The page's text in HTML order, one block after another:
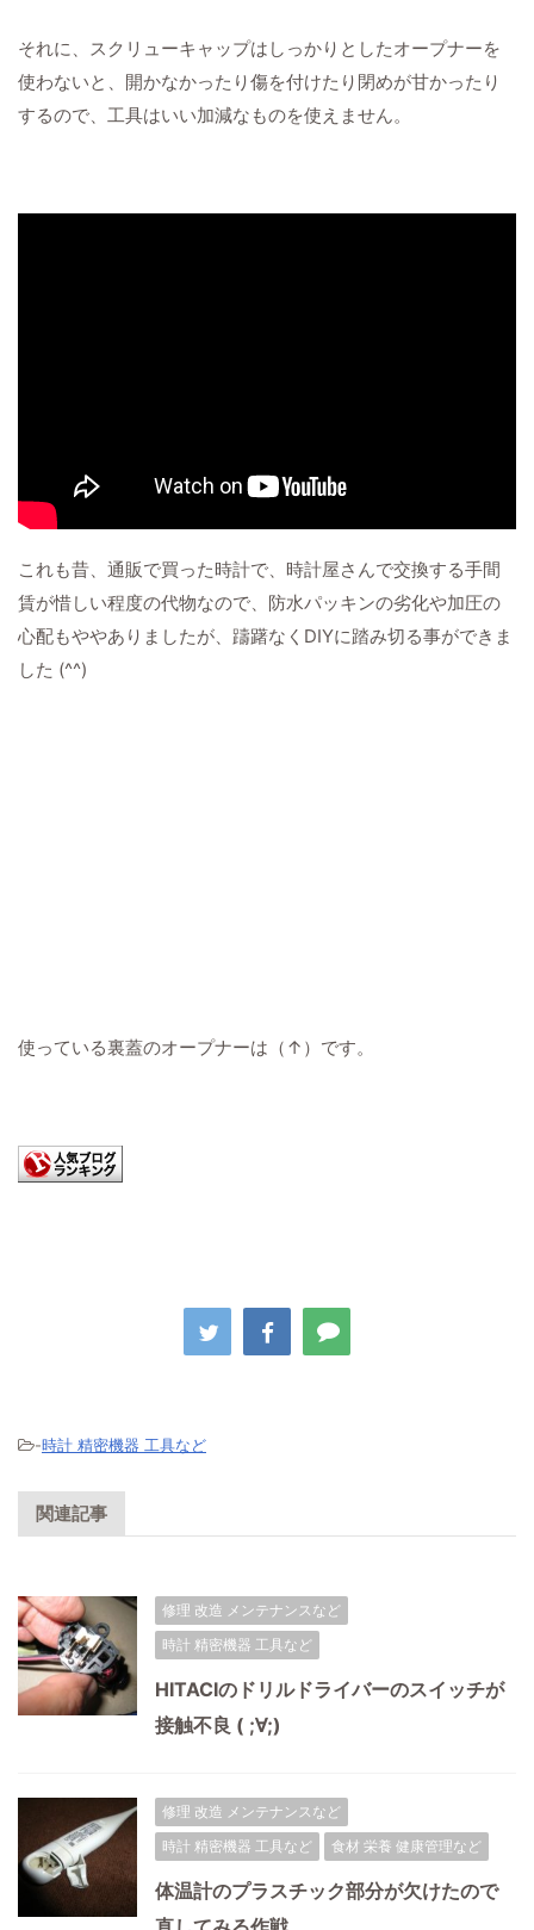
それに、スクリューキャップはしっかりとしたオープナーを
使わないと、開かなかったり傷を付けたり閉めが甘かったり
するので、工具はいい加減なものを使えません。
これも昔、通販で買った時計で、時計屋さんで交換する手間
賃が惜しい程度の代物なので、防水パッキンの劣化や加圧の
心配もややありましたが、躊躇なくDIYに踏み切る事ができま
した (^^)
使っている裏蓋のオープナーは（↑）です。
-時計 精密機器 工具など
関連記事
修理 改造 メンテナンスなど
時計 精密機器 工具など
HITACIのドリルドライバーのスイッチが
接触不良 ( ;∀;)
修理 改造 メンテナンスなど
時計 精密機器 工具など
食材 栄養 健康管理など
体温計のプラスチック部分が欠けたので